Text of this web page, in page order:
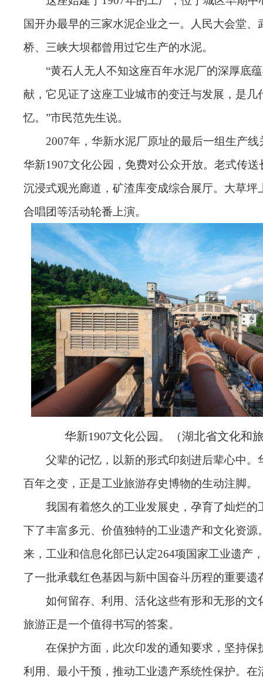
国开办最早的三家水泥企业之一。人民大会堂、
桥、三峡大坝都曾用过它生产的水泥。
“黄石人无人不知这座百年水泥厂的深厚底
献，它见证了这座工业城市的变迁与发展，是几
忆。”市民范先生说。
2007年，华新水泥厂原址的最后一组生产线
华新1907文化公园，免费对公众开放。老式传送
沉浸式观光廊道，矿渣库变成综合展厅。大草坪
合唱团等活动轮番上演。
华新1907文化公园。（湖北省文化和
父辈的记忆，以新的形式印刻进后辈心中。
百年之变，正是工业旅游存史博物的生动注脚。
我国有着悠久的工业发展史，孕育了灿烂的
下了丰富多元、价值独特的工业遗产和文化资源
来，工业和信息化部已认定264项国家工业遗产
了一批承载红色基因与新中国奋斗历程的重要遗
如何留存、利用、活化这些有形和无形的文
旅游正是一个值得书写的答案。
在保护方面，此次印发的通知要求，坚持保
利用、最小干预，推动工业遗产系统性保护。在